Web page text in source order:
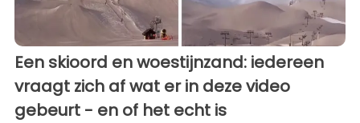
Een skioord en woestijnzand: iedereen
vraagt zich af wat er in deze video
gebeurt - en of het echt is